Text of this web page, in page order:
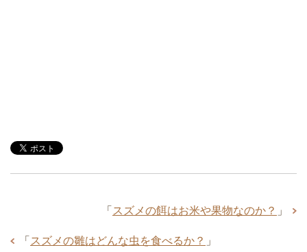
「 スズメの餌はお米や果物なのか？ 」
「 スズメの雛はどんな虫を食べるか？ 」